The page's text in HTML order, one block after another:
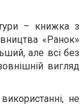
– книжка з
«Ранок»
але всі без
вигляд
не